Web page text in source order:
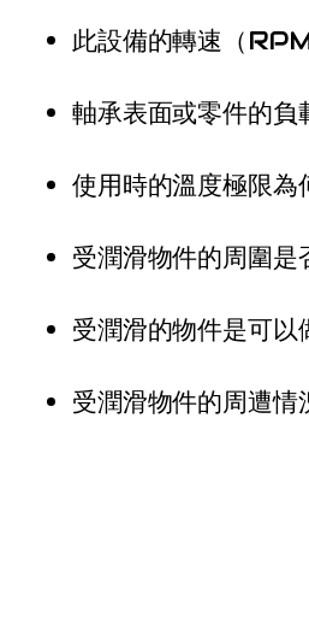
此設備的轉速（
軸承表面或零件的負
使用時的溫度極限為
受潤滑物件的周圍
受潤滑的物件是可
受潤滑物件的周遭